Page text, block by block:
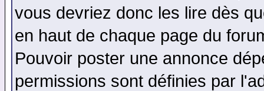
vous devriez donc les lire dès
en haut de chaque page du
Pouvoir poster une annonce
permissions sont définies par